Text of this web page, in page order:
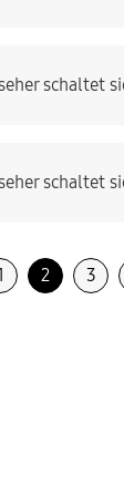
schaltet
schaltet
2 3